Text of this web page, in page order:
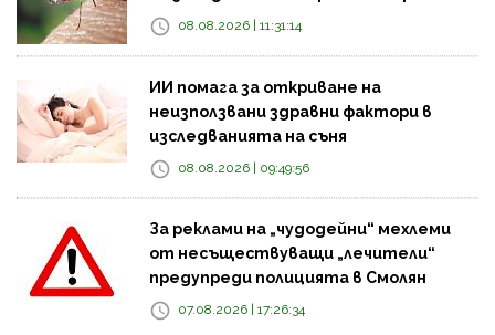
08.08.2026 | 11:31:14
ИИ помага за откриване на
неизползвани здравни фактори в
изследванията на съня
08.08.2026 | 09:49:56
За реклами на „чудодейни“ мехлеми
от несъществуващи „лечители“
предупреди полицията в Смолян
07.08.2026 | 17:26:34